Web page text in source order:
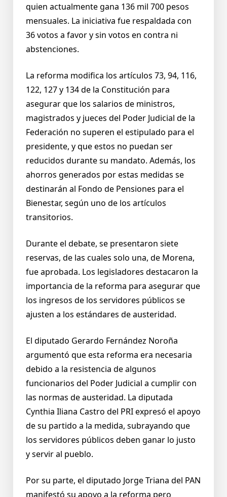
quien actualmente gana 136 mil 700 pesos
mensuales. La iniciativa fue respaldada con
36 votos a favor y sin votos en contra ni
abstenciones.
La reforma modifica los artículos 73, 94, 116,
122, 127 y 134 de la Constitución para
asegurar que los salarios de ministros,
magistrados y jueces del Poder Judicial de la
Federación no superen el estipulado para el
presidente, y que estos no puedan ser
reducidos durante su mandato. Además, los
ahorros generados por estas medidas se
destinarán al Fondo de Pensiones para el
Bienestar, según uno de los artículos
transitorios.
Durante el debate, se presentaron siete
reservas, de las cuales solo una, de Morena,
fue aprobada. Los legisladores destacaron la
importancia de la reforma para asegurar que
los ingresos de los servidores públicos se
ajusten a los estándares de austeridad.
El diputado Gerardo Fernández Noroña
argumentó que esta reforma era necesaria
debido a la resistencia de algunos
funcionarios del Poder Judicial a cumplir con
las normas de austeridad. La diputada
Cynthia Iliana Castro del PRI expresó el apoyo
de su partido a la medida, subrayando que
los servidores públicos deben ganar lo justo
y servir al pueblo.
Por su parte, el diputado Jorge Triana del PAN
manifestó su apoyo a la reforma pero